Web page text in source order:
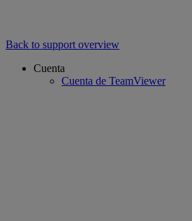
Back to support overview
Cuenta
Cuenta de TeamViewer